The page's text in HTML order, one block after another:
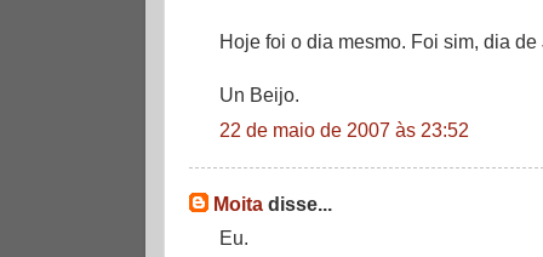
Hoje foi o dia mesmo. Foi sim, dia
Un Beijo.
22 de maio de 2007 às 23:52
Moita disse...
Eu.